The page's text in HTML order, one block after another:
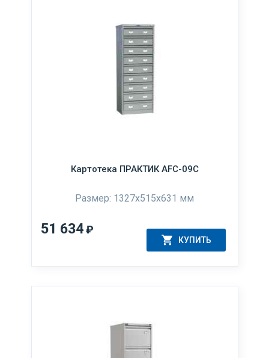
Картотека ПРАКТИК AFC-09C
Размер: 1327x515x631 мм
51 634₽
КУПИТЬ